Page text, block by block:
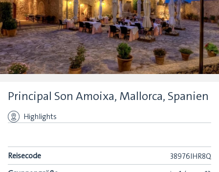
Principal Son Amoixa, Mallorca, Spanien
Highlights
Reisecode 38976IHR8Q